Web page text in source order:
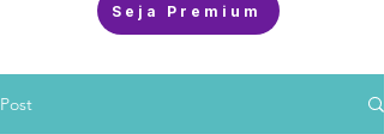
Seja Premium
Post